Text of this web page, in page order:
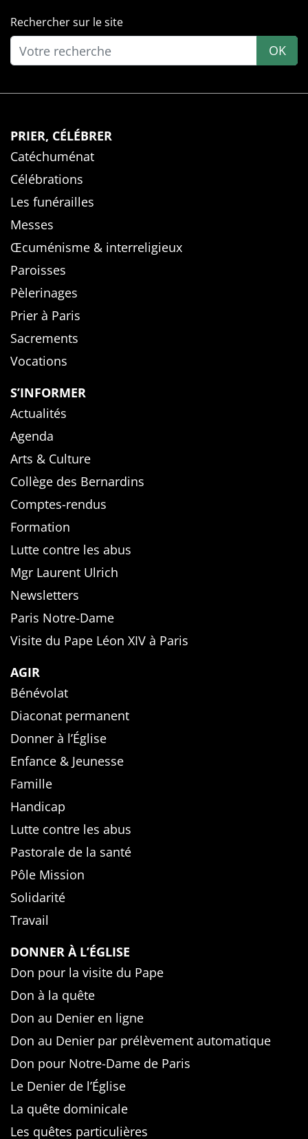
Rechercher sur le site
OK
PRIER, CÉLÉBRER
Catéchuménat
Célébrations
Les funérailles
Messes
Œcuménisme & interreligieux
Paroisses
Pèlerinages
Prier à Paris
Sacrements
Vocations
S’INFORMER
Actualités
Agenda
Arts & Culture
Collège des Bernardins
Comptes-rendus
Formation
Lutte contre les abus
Mgr Laurent Ulrich
Newsletters
Paris Notre-Dame
Visite du Pape Léon XIV à Paris
AGIR
Bénévolat
Diaconat permanent
Donner à l’Église
Enfance & Jeunesse
Famille
Handicap
Lutte contre les abus
Pastorale de la santé
Pôle Mission
Solidarité
Travail
DONNER À L’ÉGLISE
Don pour la visite du Pape
Don à la quête
Don au Denier en ligne
Don au Denier par prélèvement automatique
Don pour Notre-Dame de Paris
Le Denier de l’Église
La quête dominicale
Les quêtes particulières